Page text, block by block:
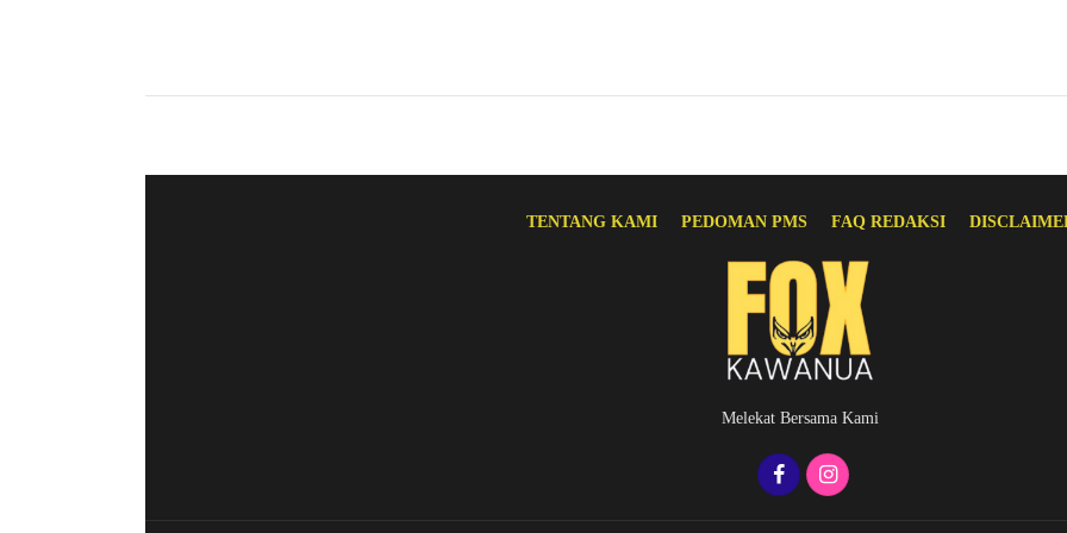
TENTANG KAMI PEDOMAN PMS FAQ REDAKSI
Melekat Bersama Kami